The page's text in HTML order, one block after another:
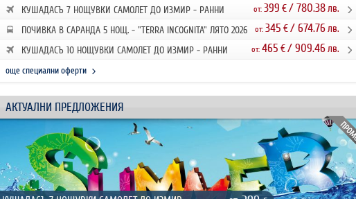
КУШАДАСЪ 7 НОЩУВКИ САМОЛЕТ ДО ИЗМИР - РАННИ
ЗАПИСВАНИЯ 2026
от: 399 €/ 780.38лв.
ПОЧИВКА В САРАНДА 5 НОЩ. - "TERRA INCOGNITA" ЛЯТО 2026
РАННИ ЗАПИ...
от: 345 €/ 674.76лв.
КУШАДАСЪ 10 НОЩУВКИ САМОЛЕТ ДО ИЗМИР - РАННИ
ЗАПИСВАНИЯ 2026
от: 465 €/ 909.46лв.
още специални оферти
АКТУАЛНИ ПРЕДЛОЖЕНИЯ